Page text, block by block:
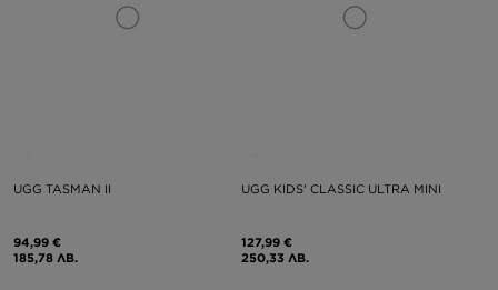
UGG TASMAN II
94,99 €
185,78 ЛВ.
UGG KIDS' CLASSIC ULTRA MINI
127,99 €
250,33 ЛВ.